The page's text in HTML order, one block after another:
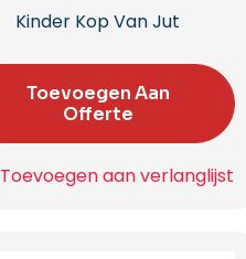
Kinder Kop Van Jut
Toevoegen Aan
Offerte
Toevoegen aan verlanglijst